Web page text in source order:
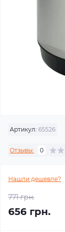
Артикул: 65526
Отзывы: 0
Нашли дешевле?
771 грн.
656 грн.